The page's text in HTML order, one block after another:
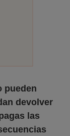
pueden
devolver
las